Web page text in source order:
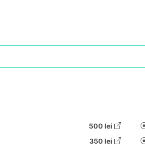
500 lei
350 lei